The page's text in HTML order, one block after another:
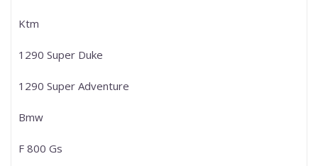
Ktm
1290 Super Duke
1290 Super Adventure
Bmw
F 800 Gs